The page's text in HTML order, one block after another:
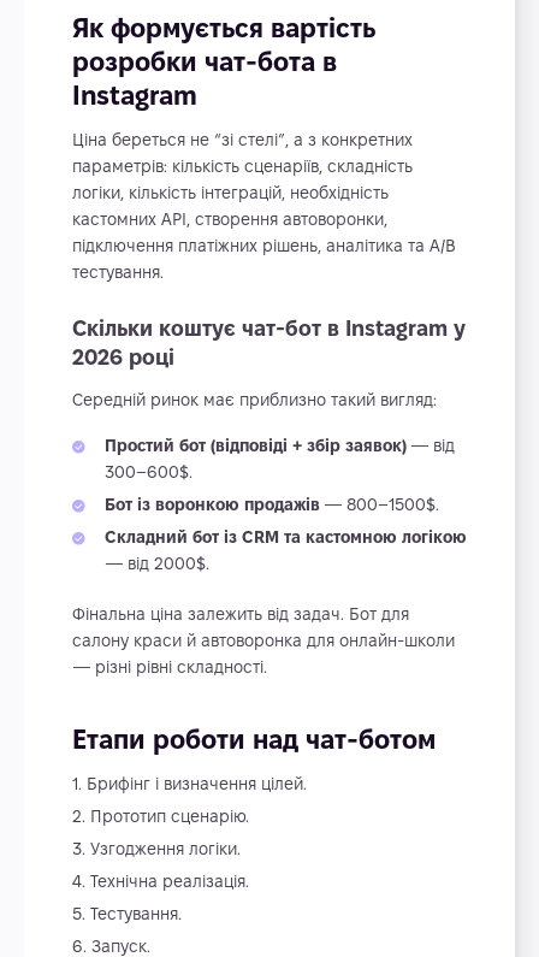
Як формується вартість
розробки чат-бота в
Instagram
Ціна береться не “зі стелі”, а з конкретних
параметрів: кількість сценаріїв, складність
логіки, кількість інтеграцій, необхідність
кастомних API, створення автоворонки,
підключення платіжних рішень, аналітика та A/B
тестування.
Скільки коштує чат-бот в Instagram у
2026 році
Середній ринок має приблизно такий вигляд:
Простий бот (відповіді + збір заявок) — від
300–600$.
Бот із воронкою продажів — 800–1500$.
Складний бот із CRM та кастомною логікою
— від 2000$.
Фінальна ціна залежить від задач. Бот для
салону краси й автоворонка для онлайн-школи
— різні рівні складності.
Етапи роботи над чат-ботом
Брифінг і визначення цілей.
Прототип сценарію.
Узгодження логіки.
Технічна реалізація.
Тестування.
Запуск.